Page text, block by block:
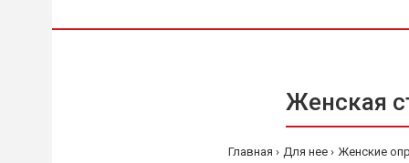
Женская
Главная Для нее Женские